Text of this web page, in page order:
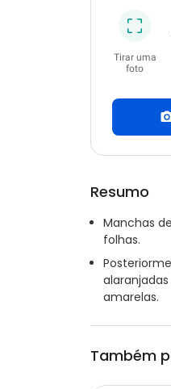
Tirar uma
foto
Resumo
Manchas
folhas.
amarelas.
Também